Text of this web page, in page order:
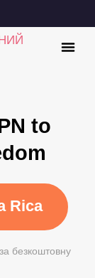
to
Rica
безкоштовну